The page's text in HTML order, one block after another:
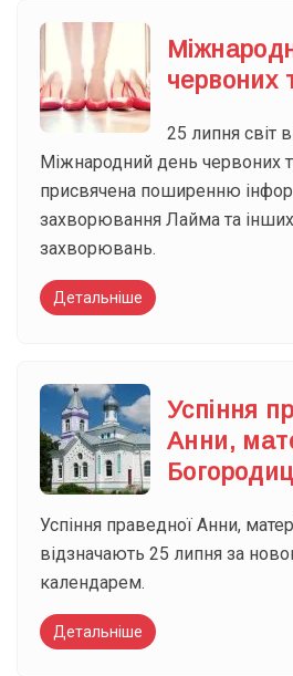
червоних
25 липня світ
Міжнародний день червоних
присвячена поширенню
захворювання Лайма та
захворювань.
Детальніше
Успіння
Анни,
Успіння праведної Анни,
відзначають 25 липня за
календарем.
Детальніше